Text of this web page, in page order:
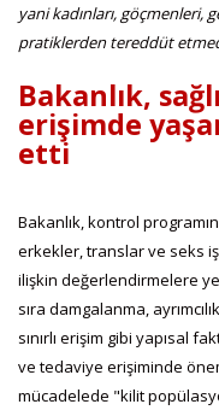
yani kadınları, göçmenleri,
pratiklerden tereddüt
Bakanlık,
erişimde
etti
Bakanlık, kontrol
erkekler, translar ve seks
ilişkin değerlendirmelere
sıra damgalanma,
sınırlı erişim gibi yapısal
ve tedaviye erişiminde
mücadelede "kilit